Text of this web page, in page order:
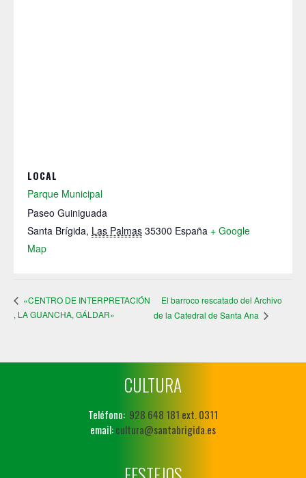
LOCAL
Parque Municipal
Paseo Guiniguada
Santa Brígida, Las Palmas 35300 España + Google
Map
«CENTRO DE INTERPRETACIÓN
, LA GUANCHA, GÁLDAR»
El barroco rescatado del Archivo
de la Catedral de Santa Ana
CULTURA
Teléfono: 928 648 181 ext. 0311
email:cultura@santabrigida.es